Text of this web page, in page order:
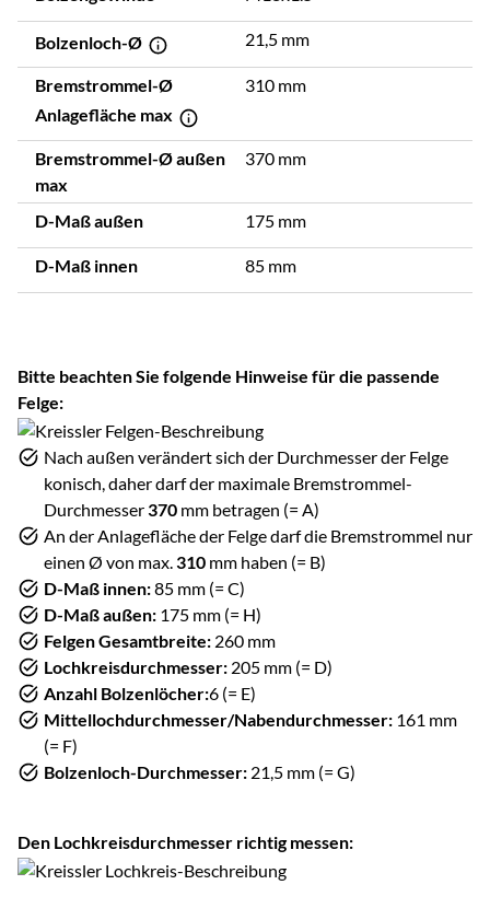
Bolzenloch-Ø 21,5 mm
Bremstrommel-Ø
Anlagefläche max
310 mm
Bremstrommel-Ø außen
max
370 mm
D-Maß außen 175 mm
D-Maß innen 85 mm
Bitte beachten Sie folgende Hinweise für die passende
Felge:
Nach außen verändert sich der Durchmesser der Felge
konisch, daher darf der maximale Bremstrommel-
Durchmesser370 mm betragen (= A)
An der Anlagefläche der Felge darf die Bremstrommel nur
einen Ø von max. 310 mm haben (= B)
D-Maß innen:85 mm (= C)
D-Maß außen: 175 mm (= H)
Felgen Gesamtbreite: 260 mm
Lochkreisdurchmesser: 205 mm (= D)
Anzahl Bolzenlöcher:6 (= E)
Mittellochdurchmesser/Nabendurchmesser: 161 mm
(= F)
Bolzenloch-Durchmesser: 21,5 mm (= G)
Den Lochkreisdurchmesser richtig messen: